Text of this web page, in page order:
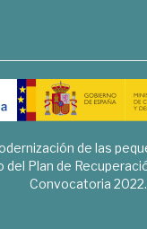
de las
Plan de
Convocatoria 2022.